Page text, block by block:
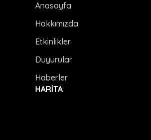
Anasayfa
Hakkımızda
Etkinlikler
Duyurular
Haberler
HARİTA